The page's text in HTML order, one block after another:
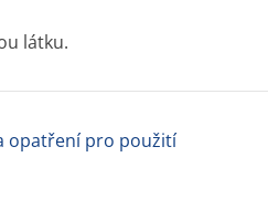
látku.
opatření pro použití